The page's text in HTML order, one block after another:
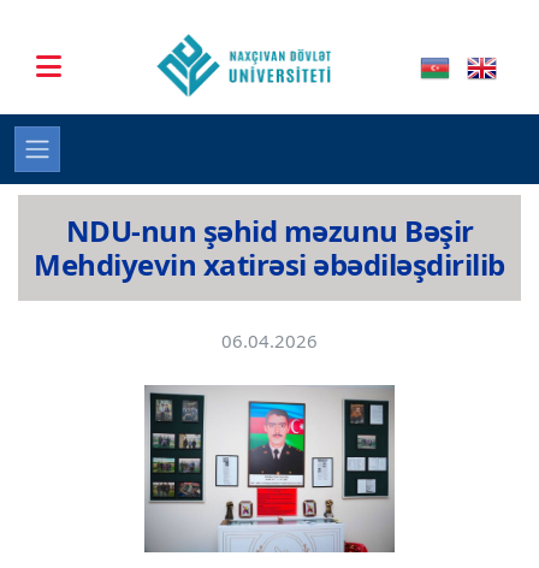
NDU-nun şəhid məzunu Bəşir
Mehdiyevin xatirəsi əbədiləşdirilib
06.04.2026